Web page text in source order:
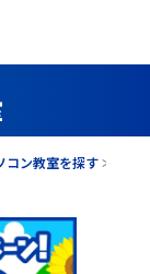
コン教室を探す